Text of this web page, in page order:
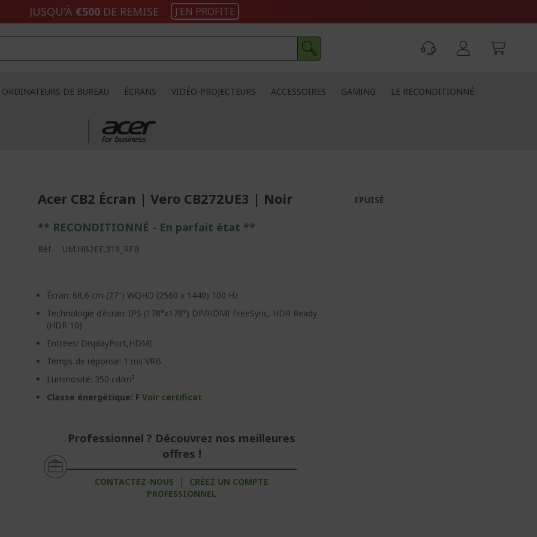
JUSQU'À €500 DE REMISE J’EN PROFITE
ORDINATEURS DE BUREAU ÉCRANS VIDÉO-PROJECTEURS ACCESSOIRES GAMING LE RECONDITIONNÉ
Acer CB2 Écran | Vero CB272UE3 | Noir
** RECONDITIONNÉ - En parfait état **
Réf. UM.HB2EE.319_RFB
Écran: 68,6 cm (27") WQHD (2560 x 1440) 100 Hz
Technologie d'écran: IPS (178°x178°) DP/HDMI FreeSync, HDR Ready
(HDR 10)
Entrées: DisplayPort,HDMI
Temps de réponse: 1 ms VRB
Luminosité: 350 cd/m²
Classe énergétique: FVoir certificat
Professionnel ? Découvrez nos meilleures
offres !
CONTACTEZ-NOUS |
CRÉEZ UN COMPTE
PROFESSIONNEL
EPUISÉ